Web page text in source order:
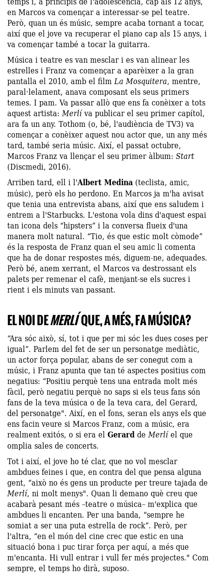
en Marcos va començar a interessar-se pel teatre.
Però, quan un és músic, sempre acaba tornant a tocar,
així que el jove va recuperar el piano cap als 15 anys, i
va començar també a tocar la guitarra.
Música i teatre es van mesclar i es van alinear les
estrelles i Franz va començar a aparèixer a la gran
pantalla el 2010, amb el filmLa Mosquitera, mentre,
paral·lelament, anava composant els seus primers
temes. I pam. Va passar allò que ens fa conèixer a tots
aquest artista:Merlíva publicar el seu primer capítol,
ara fa un any. Tothom (o, bé, l'audiència de TV3) va
començar a conèixer aquest nou actor que, un any més
tard, també seria músic. Així, el passat octubre,
Marcos Franz va llençar el seu primer àlbum: Start
(Discmedi, 2016).
Arriben tard, ell i l'Albert Medina (teclista, amic,
músic), però els ho perdono. En Marcos ja m'ha avisat
que tenia una entrevista abans, així que ens saludem i
entrem a l'Starbucks. L'estona vola dins d'aquest espai
tan icona dels “hipsters” i la conversa flueix d'una
manera molt natural. “Tio, és que estic molt còmode”
és la resposta de Franz quan el seu amic li comenta
que ha de donar respostes més, diguem-ne, adequades.
Però bé, anem xerrant, el Marcos va destrossant els
palets per remenar el cafè, menjant-se els sucres i
rient i els minuts van passant.
EL NOI DEMERLÍQUE, A MÉS, FA MÚSICA?
“Ara sóc això, sí, tot i que per mi sóc les dues coses per
igual”. Parlem del fet de ser un personatge mediàtic,
un actor força popular, abans de ser conegut com a
músic, i Franz apunta que tan té aspectes positius com
negatius: “Positiu perquè tens una entrada molt més
fàcil, però negatiu perquè no saps si els teus fans són
fans de la teva música o de la teva cara, del Gerard,
del personatge". Així, en el fons, seran els anys els que
ens facin veure si Marcos Franz, com a músic, era
realment exitós, o si era elGerarddeMerlíel que
omplia sales de concerts.
Tot i així, el jove ho té clar, que no vol mesclar
ambdues feines i que, en contra del que pensa alguna
gent, “això no és gens un producte per treure tajada de
Merlí, ni molt menys". Quan li demano què creu que
acabarà pesant més –teatre o música– m'explica que
ambdues li encanten. Per una banda, “sempre he
somiat a ser una puta estrella de rock”. Però, per
l'altra, “en el món del cine crec que estic en una
situació bona i puc tirar força per aquí, a més que
m'encanta. Hi vull entrar i vull fer més projectes." Com
sempre, el temps ho dirà, suposo.